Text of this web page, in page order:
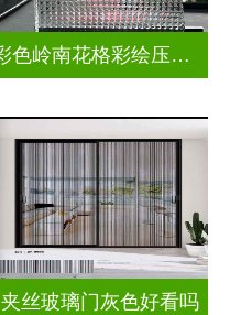
彩色岭南花格彩绘压花玻璃
夹丝玻璃门灰色好看吗